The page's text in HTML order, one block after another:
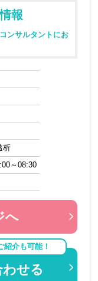
報
ンサルタントにお
析
～08:30
へ
介も可能！
せる